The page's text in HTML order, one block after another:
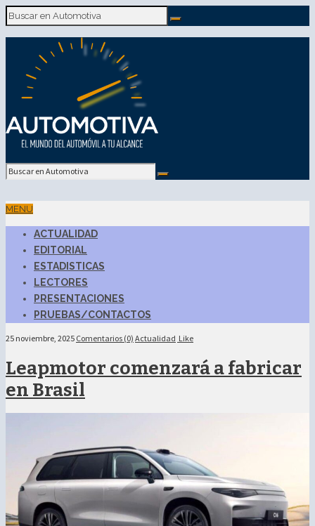
MENU
ACTUALIDAD
EDITORIAL
ESTADISTICAS
LECTORES
PRESENTACIONES
PRUEBAS/CONTACTOS
25 noviembre, 2025 Comentarios (0) Actualidad Like
Leapmotor comenzará a fabricar
en Brasil